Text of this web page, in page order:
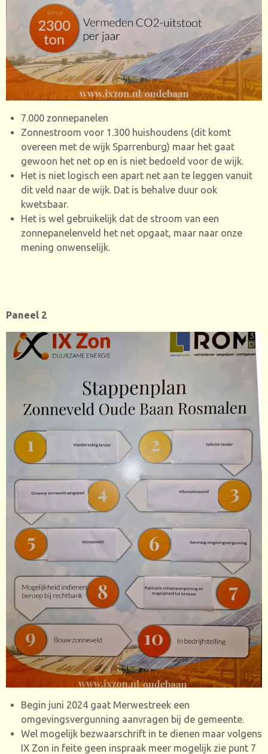
7.000 zonnepanelen
Zonnestroom voor 1.300 huishoudens (dit komt
overeen met de wijk Sparrenburg) maar het gaat
gewoon het net op en is niet bedoeld voor de wijk.
Het is niet logisch een apart net aan te leggen vanuit
dit veld naar de wijk. Dat is behalve duur ook
kwetsbaar.
Het is wel gebruikelijk dat de stroom van een
zonnepanelenveld het net opgaat, maar naar onze
mening onwenselijk.
Paneel 2
Begin juni 2024 gaat Merwestreek een
omgevingsvergunning aanvragen bij de gemeente.
Wel mogelijk bezwaarschrift in te dienen maar volgens
IX Zon in feite geen inspraak meer mogelijk zie punt 7